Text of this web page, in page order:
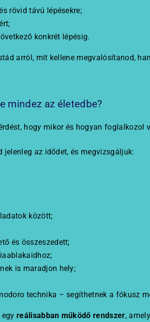
rövid távú lépésekre;
konkrét lépésig.
arról, mit kellene megvalósítanod,
mindez az életedbe?
hogy mikor és hogyan foglalkozol
jelenleg az idődet, és megvizsgáljuk:
között;
és összeszedett;
is maradjon hely;
technika – segíthetnek a fókusz
reálisabban működő rendszer,